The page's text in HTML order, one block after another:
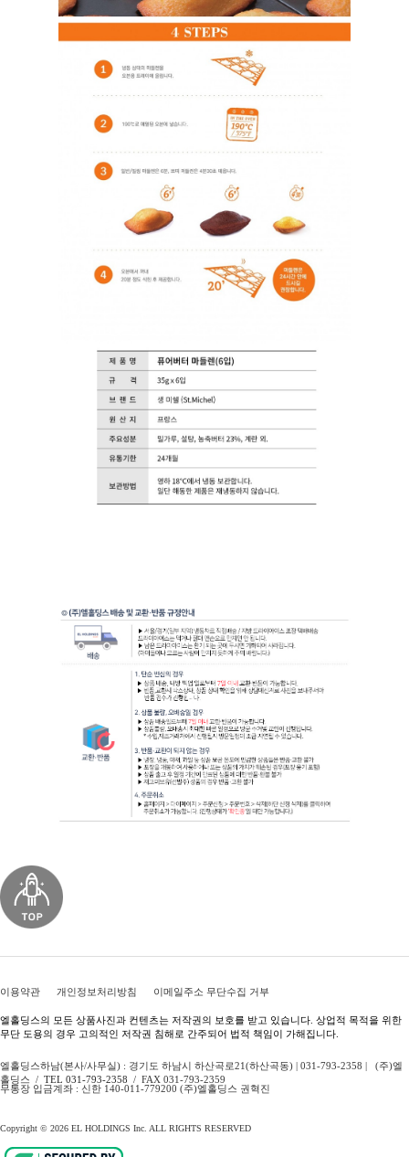
이용약관 개인정보처리방침 이메일주소 무단수집 거부
엘홀딩스의 모든 상품사진과 컨텐츠는 저작권의 보호를 받고 있습니다. 상업적 목적을 위한
무단 도용의 경우 고의적인 저작권 침해로 간주되어 법적 책임이 가해집니다.
엘홀딩스하남(본사/사무실) : 경기도 하남시 하산곡로21(하산곡동) | 031-793-2358 | (주)엘
홀딩스 / TEL 031-793-2358 / FAX 031-793-2359
무통장 입금계좌 : 신한 140-011-779200 (주)엘홀딩스 권혁진
Copyright © 2026 EL HOLDINGS Inc. ALL RIGHTS RESERVED